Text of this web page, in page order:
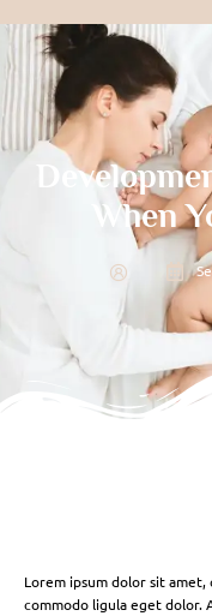
When
Lorem ipsum dolor sit
commodo ligula eget dolor.